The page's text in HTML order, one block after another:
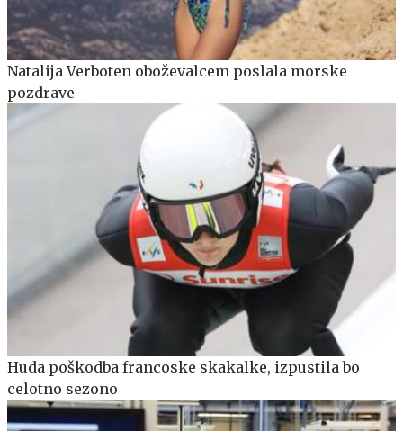
Natalija Verboten oboževalcem poslala morske
pozdrave
Huda poškodba francoske skakalke, izpustila bo
celotno sezono